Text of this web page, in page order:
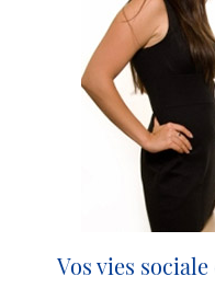
Vos vies